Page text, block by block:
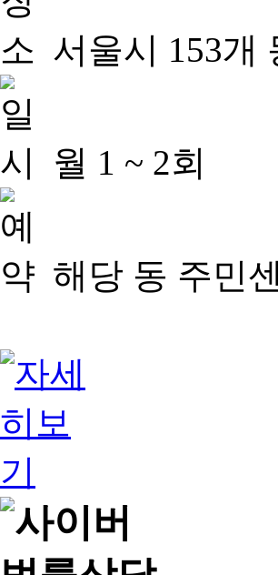
서울시 153개
월 1 ~ 2회
해당 동 주민